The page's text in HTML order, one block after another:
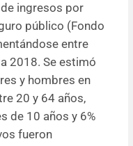
ingresos por
público (Fondo
entre
2018. Se estimó
y hombres en
20 y 64 años,
de 10 años y 6%
fueron